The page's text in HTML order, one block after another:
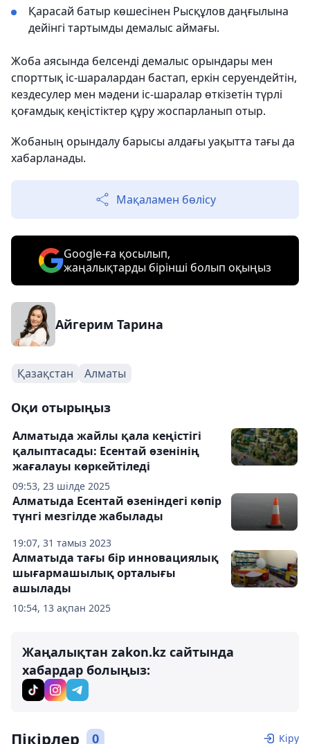
Қарасай батыр көшесінен Рысқұлов даңғылына
дейінгі тартымды демалыс аймағы.
Жоба аясында белсенді демалыс орындары мен
спорттық іс-шаралардан бастап, еркін серуендейтін,
кездесулер мен мәдени іс-шаралар өткізетін түрлі
қоғамдық кеңістіктер құру жоспарланып отыр.
Жобаның орындалу барысы алдағы уақытта тағы да
хабарланады.
Мақаламен бөлісу
Google-ға қосылып,
жаңалықтарды бірінші болып оқыңыз
Айгерим Тарина
Қазақстан Алматы
Оқи отырыңыз
09:53, 23 шілде 2025
Алматыда жайлы қала кеңістігі
қалыптасады: Есентай өзенінің
жағалауы көркейтіледі
19:07, 31 тамыз 2023
Алматыда Есентай өзеніндегі көпір
түнгі мезгілде жабылады
10:54, 13 ақпан 2025
Алматыда тағы бір инновациялық
шығармашылық орталығы
ашылады
Жаңалықтан zakon.kz сайтында
хабардар болыңыз:
Пікірлер 0 Кіру